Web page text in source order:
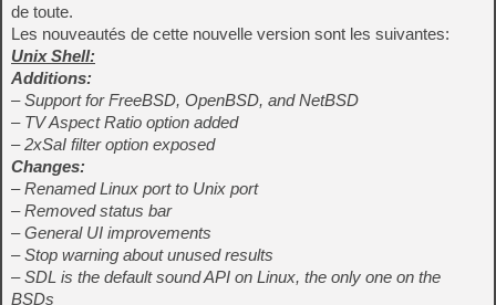
de toute.
Les nouveautés de cette nouvelle version sont les suivantes:
Unix Shell:
Additions:
– Support for FreeBSD, OpenBSD, and NetBSD
– TV Aspect Ratio option added
– 2xSaI filter option exposed
Changes:
– Renamed Linux port to Unix port
– Removed status bar
– General UI improvements
– Stop warning about unused results
– SDL is the default sound API on Linux, the only one on the
BSDs